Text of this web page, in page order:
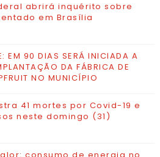
abrirá inquérito sobre
em Brasília
EM 90 DIAS SERÁ INICIADA A
DA FÁBRICA DE
NO MUNICÍPIO
41 mortes por Covid-19 e
neste domingo (31)